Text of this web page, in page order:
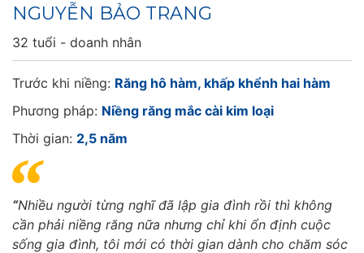
NGUYỄN BẢO TRANG
32 tuổi - doanh nhân
Trước khi niềng: Răng hô hàm, khấp khểnh hai hàm
Phương pháp: Niềng răng mắc cài kim loại
Thời gian: 2,5 năm
“Nhiều người từng nghĩ đã lập gia đình rồi thì không
cần phải niềng răng nữa nhưng chỉ khi ổn định cuộc
sống gia đình, tôi mới có thời gian dành cho chăm sóc